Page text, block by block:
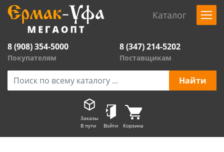
Каталог
8 (908) 354-5000
Покупателям
8 (347) 214-5202
Поставщикам
Заказы
В пути
Войти Корзина